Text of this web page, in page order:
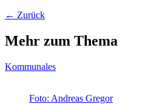
← Zurück
Mehr zum Thema
Kommunales
Foto: Andreas Gregor